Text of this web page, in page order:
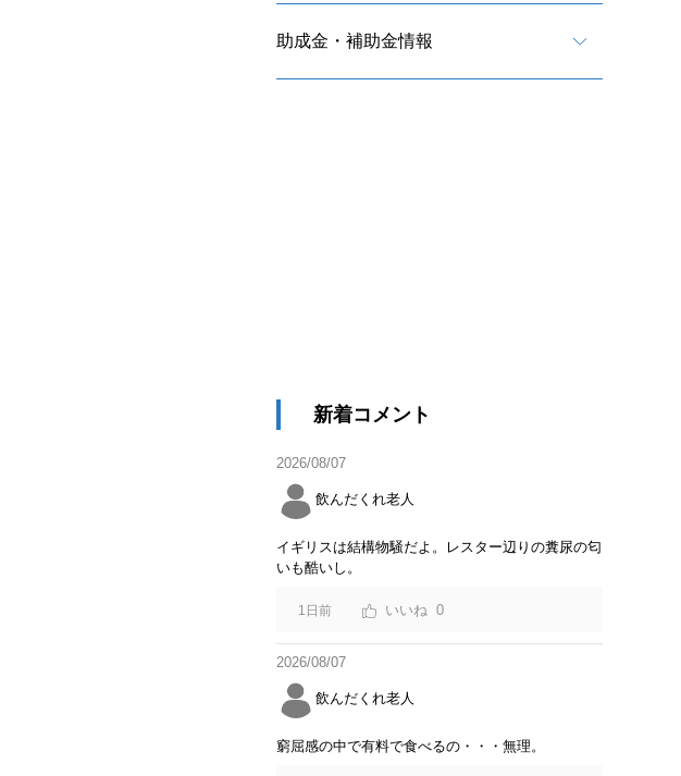
助成金・補助金情報
新着コメント
2026/08/07
飲んだくれ老人
イギリスは結構物騒だよ。レスター辺りの糞尿の匂
いも酷いし。
1日前 0
2026/08/07
飲んだくれ老人
窮屈感の中で有料で食べるの・・・無理。